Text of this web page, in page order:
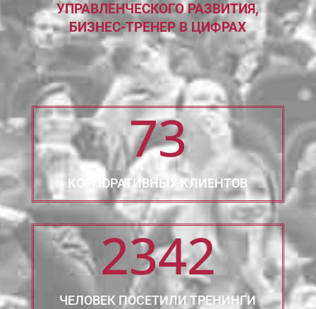
УПРАВЛЕНЧЕСКОГО РАЗВИТИЯ,
БИЗНЕС-ТРЕНЕР В ЦИФРАХ
73
КОРПОРАТИВНЫХ КЛИЕНТОВ
2342
ЧЕЛОВЕК ПОСЕТИЛИ ТРЕНИНГИ